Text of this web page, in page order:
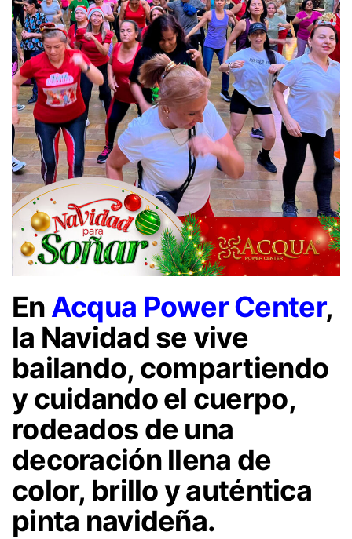
En Acqua Power Center,
la Navidad se vive
bailando, compartiendo
y cuidando el cuerpo,
rodeados de una
decoración llena de
color, brillo y auténtica
pinta navideña.